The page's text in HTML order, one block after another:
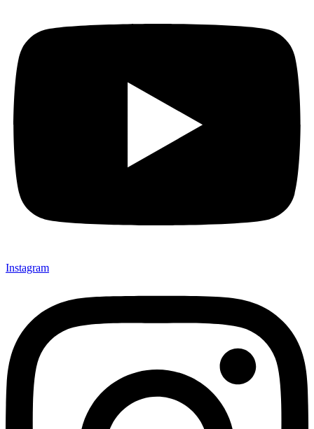
Instagram